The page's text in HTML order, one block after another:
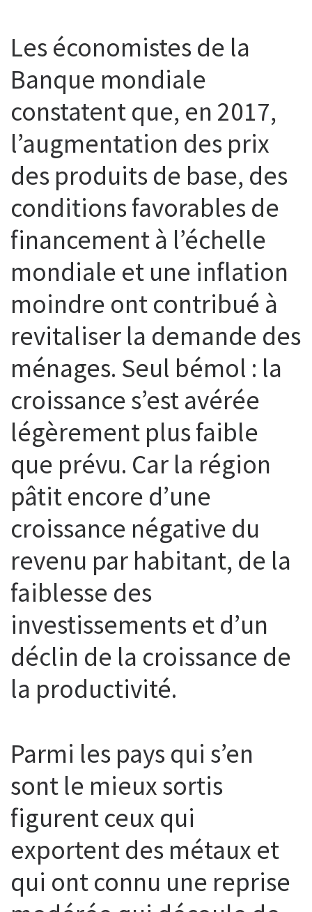
Les économistes de la
Banque mondiale
constatent que, en 2017,
l’augmentation des prix
des produits de base, des
conditions favorables de
financement à l’échelle
mondiale et une inflation
moindre ont contribué à
revitaliser la demande des
ménages. Seul bémol : la
croissance s’est avérée
légèrement plus faible
que prévu. Car la région
pâtit encore d’une
croissance négative du
revenu par habitant, de la
faiblesse des
investissements et d’un
déclin de la croissance de
la productivité.
Parmi les pays qui s’en
sont le mieux sortis
figurent ceux qui
exportent des métaux et
qui ont connu une reprise